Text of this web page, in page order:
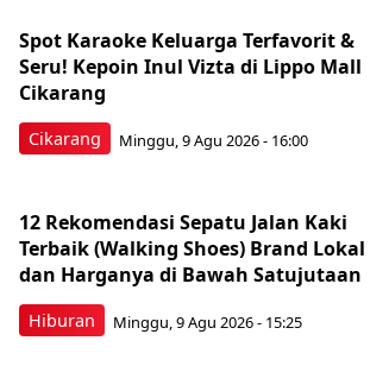
Cikarang
Spot Karaoke Keluarga Terfavorit &
Seru! Kepoin Inul Vizta di Lippo Mall
Cikarang
Minggu, 9 Agu 2026 - 16:00
Hiburan
12 Rekomendasi Sepatu Jalan Kaki
Terbaik (Walking Shoes) Brand Lokal
dan Harganya di Bawah Satujutaan
Minggu, 9 Agu 2026 - 15:25